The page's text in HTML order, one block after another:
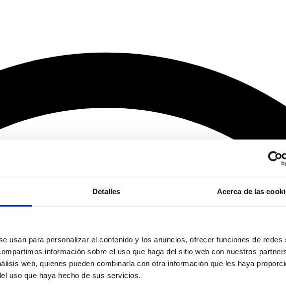
Detalles Acerca de las
usan para personalizar el contenido y los anuncios, ofrecer funciones de redes
información sobre el uso que haga del sitio web con nuestros
web, quienes pueden combinarla con otra información que les haya
uso que haya hecho de sus servicios.